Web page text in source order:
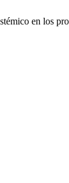
en los